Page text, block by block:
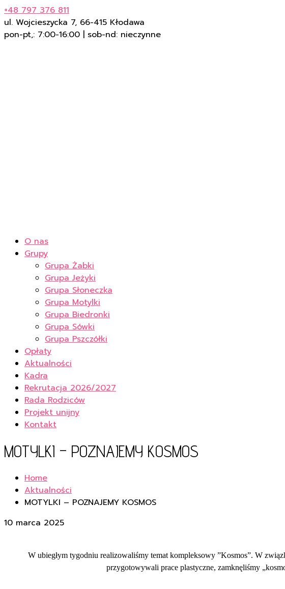
+48 797 376 811
ul. Wojcieszycka 7, 66-415 Kłodawa
pon-pt,: 7:00-16:00 | sob-nd: nieczynne
O nas
Grupy
Grupa Żabki
Grupa Jeżyki
Grupa Słoneczka
Grupa Motylki
Grupa Biedronki
Grupa Sówki
Grupa Pszczółki
Opłaty
Aktualności
Kadra
Rekrutacja 2026/2027
Rada Rodziców
Projekt unijny
Kontakt
MOTYLKI – POZNAJEMY KOSMOS
Home
Aktualności
MOTYLKI – POZNAJEMY KOSMOS
10 marca 2025
W ubiegłym tygodniu realizowaliśmy temat kompleksowy ”Kosmos”. W
przygotowywali prace plastyczne, zamknęliśmy